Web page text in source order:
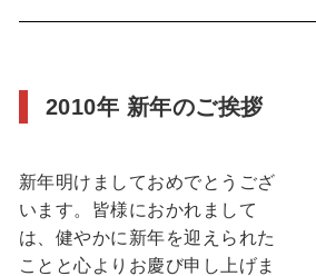
2010年 新年のご挨拶
新年明けましておめでとうござ
います。皆様におかれまして
は、健やかに新年を迎えられた
ことと心よりお慶び申し上げま